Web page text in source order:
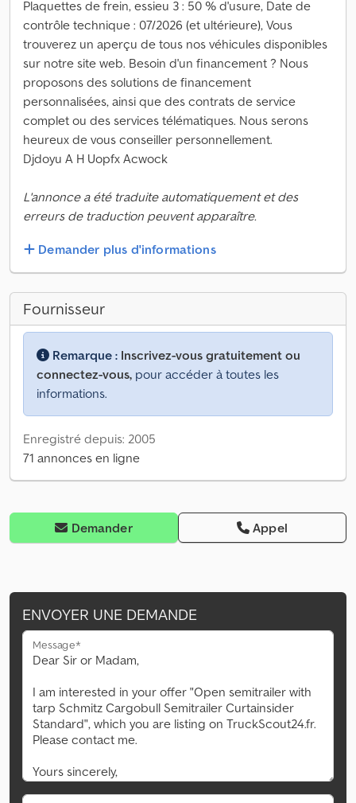
Plaquettes de frein, essieu 3 : 50 % d'usure, Date de
contrôle technique : 07/2026 (et ultérieure), Vous
trouverez un aperçu de tous nos véhicules disponibles
sur notre site web. Besoin d'un financement ? Nous
proposons des solutions de financement
personnalisées, ainsi que des contrats de service
complet ou des services télématiques. Nous serons
heureux de vous conseiller personnellement.
Djdoyu A H Uopfx Acwock
L'annonce a été traduite automatiquement et des
erreurs de traduction peuvent apparaître.
Demander plus d'informations
Fournisseur
Remarque : Inscrivez-vous gratuitement ou
connectez-vous, pour accéder à toutes les
informations.
Enregistré depuis: 2005
71 annonces en ligne
Demander Appel
ENVOYER UNE DEMANDE
Message*